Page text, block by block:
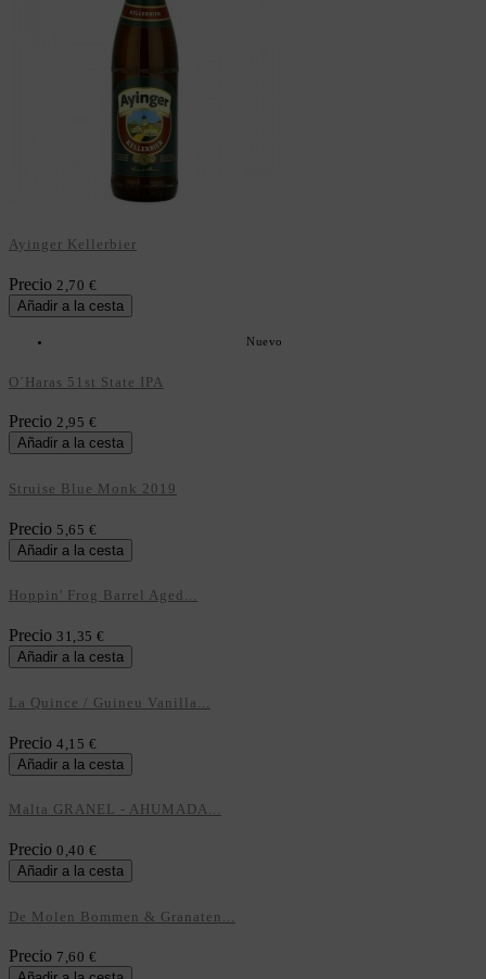
Ayinger Kellerbier
Precio 2,70 €
Añadir a la cesta
Nuevo
O´Haras 51st State IPA
Precio 2,95 €
Añadir a la cesta
Struise Blue Monk 2019
Precio 5,65 €
Añadir a la cesta
Hoppin' Frog Barrel Aged...
Precio 31,35 €
Añadir a la cesta
La Quince / Guineu Vanilla...
Precio 4,15 €
Añadir a la cesta
Malta GRANEL - AHUMADA...
Precio 0,40 €
Añadir a la cesta
De Molen Bommen & Granaten...
Precio 7,60 €